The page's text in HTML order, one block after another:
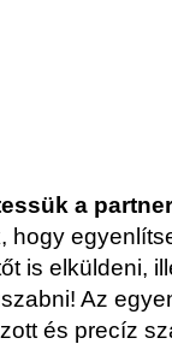
a
hogy
is elküldeni,
Az
és precíz